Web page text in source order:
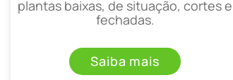
plantas baixas, de situação, cortes e
fechadas.
Saiba mais